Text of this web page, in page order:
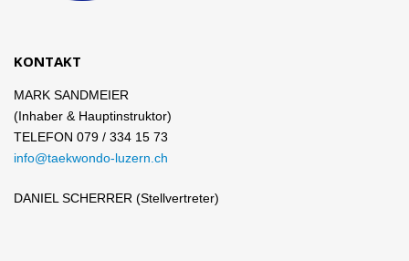
KONTAKT
MARK SANDMEIER
(Inhaber & Hauptinstruktor)
TELEFON 079 / 334 15 73
info@taekwondo-luzern.ch
DANIEL SCHERRER (Stellvertreter)